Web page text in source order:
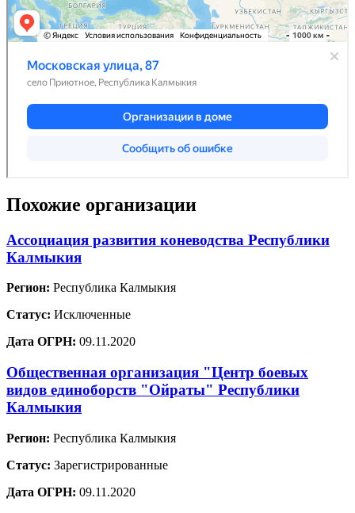
Похожие организации
Ассоциация развития коневодства Республики
Калмыкия
Регион: Республика Калмыкия
Статус: Исключенные
Дата ОГРН: 09.11.2020
Общественная организация "Центр боевых
видов единоборств "Ойраты" Республики
Калмыкия
Регион: Республика Калмыкия
Статус: Зарегистрированные
Дата ОГРН: 09.11.2020